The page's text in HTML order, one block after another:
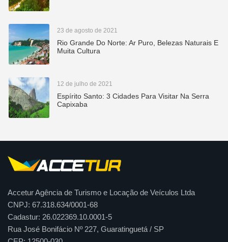
23 de agosto de 2021
Rio Grande Do Norte: Ar Puro, Belezas Naturais E
Muita Cultura
12 de julho de 2021
Espírito Santo: 3 Cidades Para Visitar Na Serra
Capixaba
Accetur Agência de Turismo e Locação de Veículos Ltda
CNPJ: 67.318.634/0001-68
Cadastur: 26.022369.10.0001-5
Rua José Bonifácio Nº 227, Guaratinguetá / SP